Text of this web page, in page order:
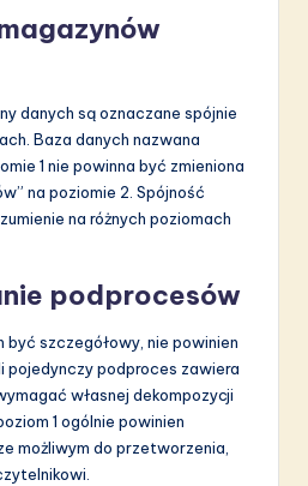
danych są oznaczane spójnie
Baza danych nazwana
1 nie powinna być zmieniona
na poziomie 2. Spójność
na różnych poziomach
podprocesów
być szczegółowy, nie powinien
pojedynczy podproces zawiera
własnej dekompozycji
1 ogólnie powinien
możliwym do przetworzenia,